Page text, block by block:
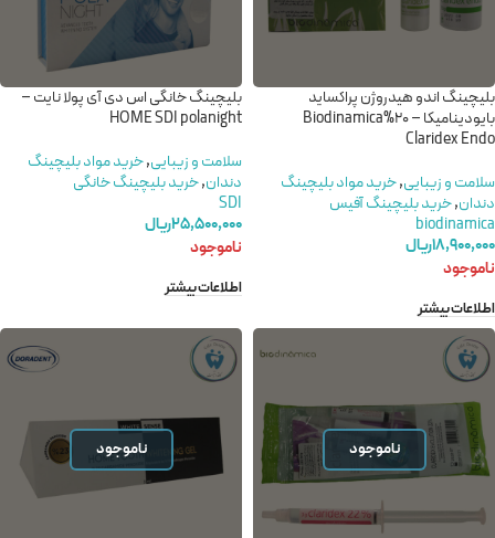
بلیچینگ اندو هیدروژن پراکساید
بایودینامیکا – 20%Biodinamica
Claridex Endo
سلامت و زیبایی,خريد مواد بليچينگ
دندان,خرید بلیچینگ آفیس
biodinamica
۱۸,۹۰۰,۰۰۰ریال
ناموجود
اطلاعات بیشتر
بلیچینگ خانگی اس دی آی پولا نایت –
HOME SDI polanight
سلامت و زیبایی,خريد مواد بليچينگ
دندان,خرید بلیچینگ خانگی
SDI
۲۵,۵۰۰,۰۰۰ریال
ناموجود
اطلاعات بیشتر
ناموجود ناموجود